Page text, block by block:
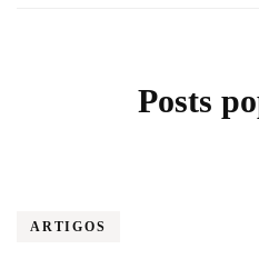
Posts
ARTIGOS